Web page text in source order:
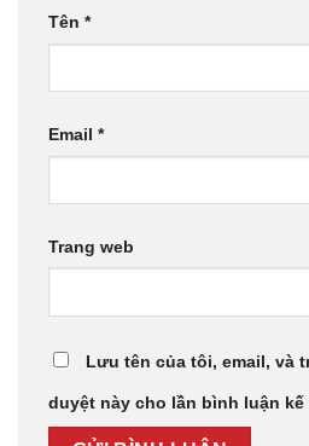
Tên *
Email *
Trang web
Lưu tên của tôi, email, và
duyệt này cho lần bình luận kế